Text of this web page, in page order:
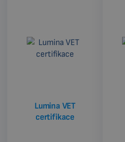
Lumina VET
certifikace